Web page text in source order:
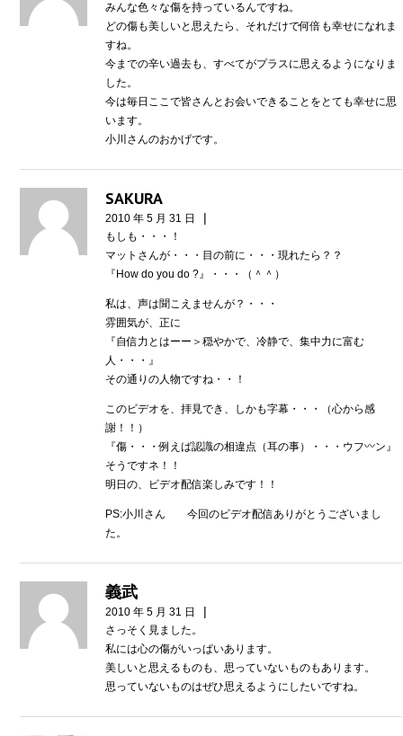
みんな色々な傷を持っているんですね。
どの傷も美しいと思えたら、それだけで何倍も幸せになれま
すね。
今までの辛い過去も、すべてがプラスに思えるようになりま
した。
今は毎日ここで皆さんとお会いできることをとても幸せに思
います。
小川さんのおかげです。
SAKURA
2010 年 5 月 31 日 |
もしも・・・！
マットさんが・・・目の前に・・・現れたら？？
『How do you do ?』・・・（＾＾）
私は、声は聞こえませんが？・・・
雰囲気が、正に
『自信力とはーー＞穏やかで、冷静で、集中力に富む
人・・・』
その通りの人物ですね・・！
このビデオを、拝見でき、しかも字幕・・・（心から感
謝！！）
『傷・・・例えば認識の相違点（耳の事）・・・ウフ〰ン』
そうですネ！！
明日の、ビデオ配信楽しみです！！
PS:小川さん 今回のビデオ配信ありがとうございまし
た。
義武
2010 年 5 月 31 日 |
さっそく見ました。
私には心の傷がいっぱいあります。
美しいと思えるものも、思っていないものもあります。
思っていないものはぜひ思えるようにしたいですね。